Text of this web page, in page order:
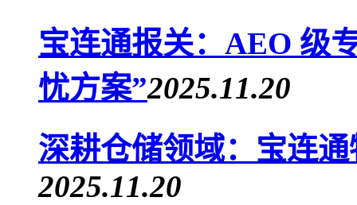
宝连通报关：AEO 级
忧方案”2025.11.20
深耕仓储领域：宝连
2025.11.20